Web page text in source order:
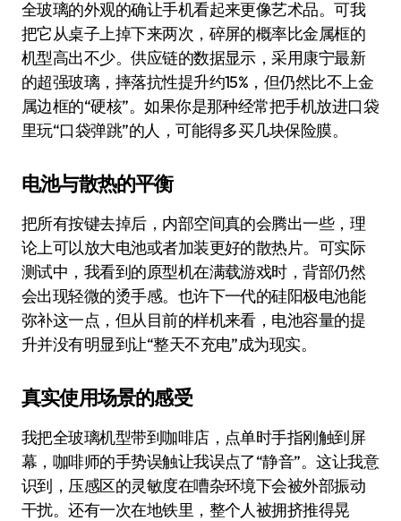
全玻璃的外观的确让手机看起来更像艺术品。可我
把它从桌子上掉下来两次，碎屏的概率比金属框的
机型高出不少。供应链的数据显示，采用康宁最新
的超强玻璃，摔落抗性提升约15%，但仍然比不上金
属边框的“硬核”。如果你是那种经常把手机放进口袋
里玩“口袋弹跳”的人，可能得多买几块保险膜。
电池与散热的平衡
把所有按键去掉后，内部空间真的会腾出一些，理
论上可以放大电池或者加装更好的散热片。可实际
测试中，我看到的原型机在满载游戏时，背部仍然
会出现轻微的烫手感。也许下一代的硅阳极电池能
弥补这一点，但从目前的样机来看，电池容量的提
升并没有明显到让“整天不充电”成为现实。
真实使用场景的感受
我把全玻璃机型带到咖啡店，点单时手指刚触到屏
幕，咖啡师的手势误触让我误点了“静音”。这让我意
识到，压感区的灵敏度在嘈杂环境下会被外部振动
干扰。还有一次在地铁里，整个人被拥挤推得晃